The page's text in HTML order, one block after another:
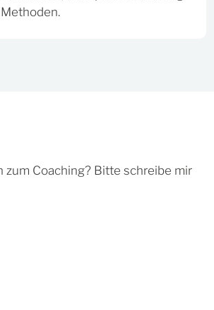
zum Coaching? Bitte schreibe mir